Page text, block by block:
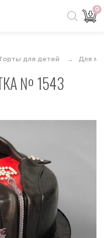
0
для детей Для
№ 1543